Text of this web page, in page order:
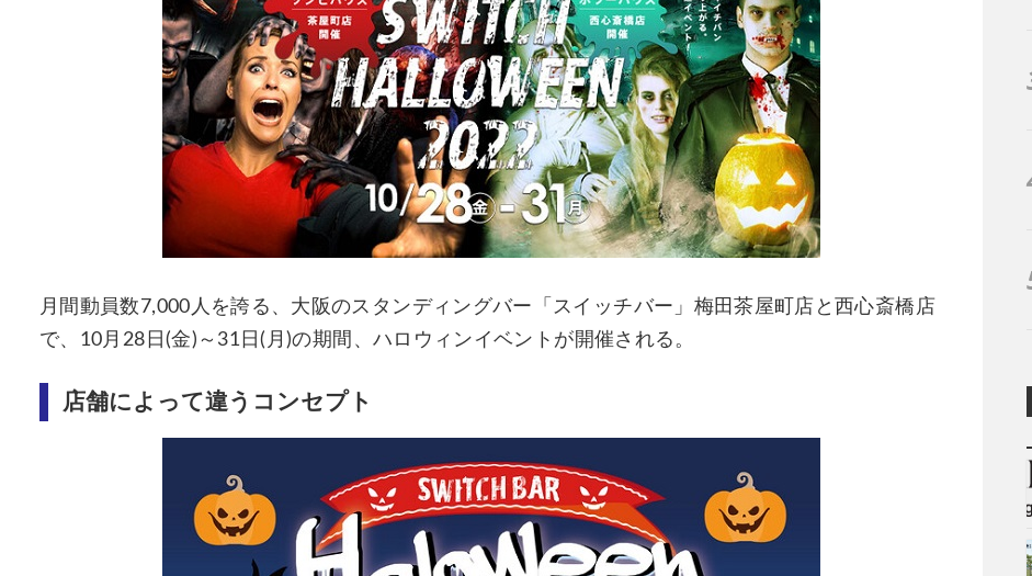
月間動員数7,000人を誇る、大阪のスタンディングバー「スイッチバー」梅田茶屋町店と西心斎橋店
で、10月28日(金)～31日(月)の期間、ハロウィンイベントが開催される。
店舗によって違うコンセプト